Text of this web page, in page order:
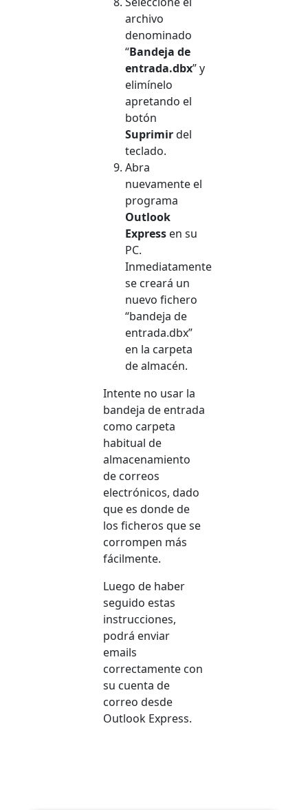
archivo
denominado
“Bandeja de
entrada.dbx” y
elimínelo
apretando el
botón
Suprimirdel
teclado.
Abra
nuevamente el
programa
Outlook
Express en su
PC.
Inmediatamente
se creará un
nuevo fichero
“bandeja de
entrada.dbx”
en la carpeta
de almacén.
Intente no usar la
bandeja de entrada
como carpeta
habitual de
almacenamiento
de correos
electrónicos, dado
que es donde de
los ficheros que se
corrompen más
fácilmente.
Luego de haber
seguido estas
instrucciones,
podrá enviar
emails
correctamente con
su cuenta de
correo desde
Outlook Express.